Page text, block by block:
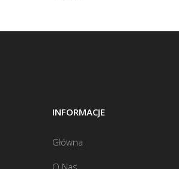
INFORMACJE
Główna
O Nas